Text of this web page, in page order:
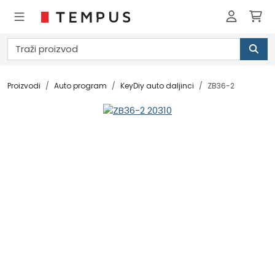
Proizvodi Auto program KeyDiy auto daljinci ZB36-2